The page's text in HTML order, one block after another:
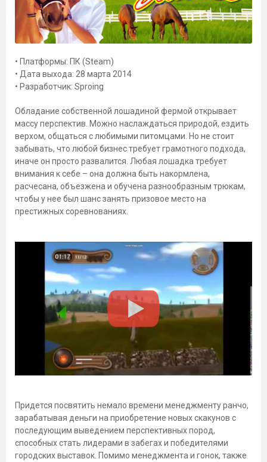
• Платформы: ПК (Steam)
• Дата выхода: 28 марта 2014
• Разработчик: Sproing
Обладание собственной лошадиной фермой открывает
массу перспектив. Можно наслаждаться природой, ездить
верхом, общаться с любимыми питомцами. Но не стоит
забывать, что любой бизнес требует грамотного подхода,
иначе он просто развалится. Любая лошадка требует
внимания к себе – она должна быть накормлена,
расчесана, объезжена и обучена разнообразным трюкам,
чтобы у нее был шанс занять призовое место на
престижных соревнованиях.
Придется посвятить немало времени менеджменту ранчо,
зарабатывая деньги на приобретение новых скакунов с
последующим выведением перспективных пород,
способных стать лидерами в забегах и победителями
городских выставок. Помимо менеджмента и гонок, также